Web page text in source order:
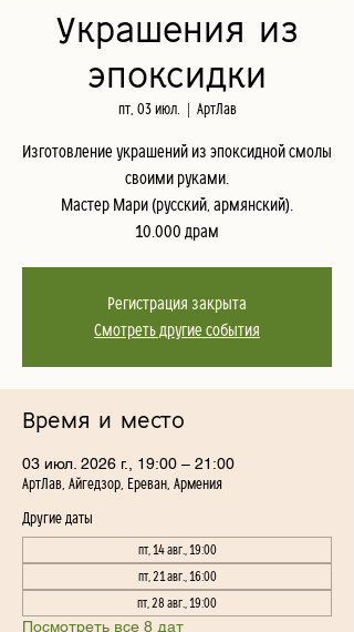
Украшения из
эпоксидки
пт, 03 июл. АртЛав
Изготовление украшений из эпоксидной смолы
своими руками.
Мастер Мари (русский, армянский).
10.000 драм
Регистрация закрыта
Смотреть другие события
Время и место
03 июл. 2026 г., 19:00 – 21:00
АртЛав, Айгедзор, Ереван, Армения
Другие даты
пт, 14 авг., 19:00
пт, 21 авг., 16:00
пт, 28 авг., 19:00
Посмотреть все 8 дат